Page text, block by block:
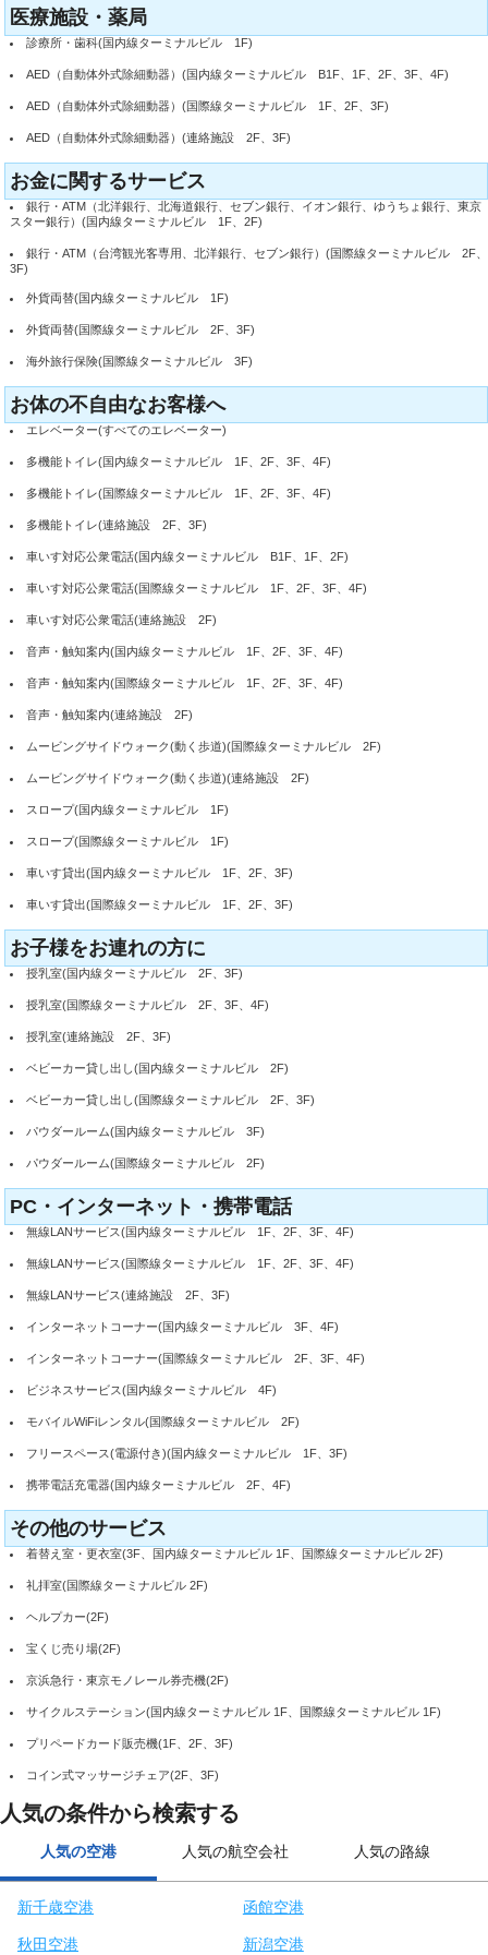
医療施設・薬局
診療所・歯科(国内線ターミナルビル 1F)
AED（自動体外式除細動器）(国内線ターミナルビル B1F、1F、2F、3F、4F)
AED（自動体外式除細動器）(国際線ターミナルビル 1F、2F、3F)
AED（自動体外式除細動器）(連絡施設 2F、3F)
お金に関するサービス
銀行・ATM（北洋銀行、北海道銀行、セブン銀行、イオン銀行、ゆうちょ銀行、東京
スター銀行）(国内線ターミナルビル 1F、2F)
銀行・ATM（台湾観光客専用、北洋銀行、セブン銀行）(国際線ターミナルビル 2F、
3F)
外貨両替(国内線ターミナルビル 1F)
外貨両替(国際線ターミナルビル 2F、3F)
海外旅行保険(国際線ターミナルビル 3F)
お体の不自由なお客様へ
エレベーター(すべてのエレベーター)
多機能トイレ(国内線ターミナルビル 1F、2F、3F、4F)
多機能トイレ(国際線ターミナルビル 1F、2F、3F、4F)
多機能トイレ(連絡施設 2F、3F)
車いす対応公衆電話(国内線ターミナルビル B1F、1F、2F)
車いす対応公衆電話(国際線ターミナルビル 1F、2F、3F、4F)
車いす対応公衆電話(連絡施設 2F)
音声・触知案内(国内線ターミナルビル 1F、2F、3F、4F)
音声・触知案内(国際線ターミナルビル 1F、2F、3F、4F)
音声・触知案内(連絡施設 2F)
ムービングサイドウォーク(動く歩道)(国際線ターミナルビル 2F)
ムービングサイドウォーク(動く歩道)(連絡施設 2F)
スロープ(国内線ターミナルビル 1F)
スロープ(国際線ターミナルビル 1F)
車いす貸出(国内線ターミナルビル 1F、2F、3F)
車いす貸出(国際線ターミナルビル 1F、2F、3F)
お子様をお連れの方に
授乳室(国内線ターミナルビル 2F、3F)
授乳室(国際線ターミナルビル 2F、3F、4F)
授乳室(連絡施設 2F、3F)
ベビーカー貸し出し(国内線ターミナルビル 2F)
ベビーカー貸し出し(国際線ターミナルビル 2F、3F)
パウダールーム(国内線ターミナルビル 3F)
パウダールーム(国際線ターミナルビル 2F)
PC・インターネット・携帯電話
無線LANサービス(国内線ターミナルビル 1F、2F、3F、4F)
無線LANサービス(国際線ターミナルビル 1F、2F、3F、4F)
無線LANサービス(連絡施設 2F、3F)
インターネットコーナー(国内線ターミナルビル 3F、4F)
インターネットコーナー(国際線ターミナルビル 2F、3F、4F)
ビジネスサービス(国内線ターミナルビル 4F)
モバイルWiFiレンタル(国際線ターミナルビル 2F)
フリースペース(電源付き)(国内線ターミナルビル 1F、3F)
携帯電話充電器(国内線ターミナルビル 2F、4F)
その他のサービス
着替え室・更衣室(3F、国内線ターミナルビル 1F、国際線ターミナルビル 2F)
礼拝室(国際線ターミナルビル 2F)
ヘルプカー(2F)
宝くじ売り場(2F)
京浜急行・東京モノレール券売機(2F)
サイクルステーション(国内線ターミナルビル 1F、国際線ターミナルビル 1F)
プリペードカード販売機(1F、2F、3F)
コイン式マッサージチェア(2F、3F)
人気の条件から検索する
人気の空港 人気の航空会社 人気の路線
新千歳空港 函館空港
秋田空港 新潟空港